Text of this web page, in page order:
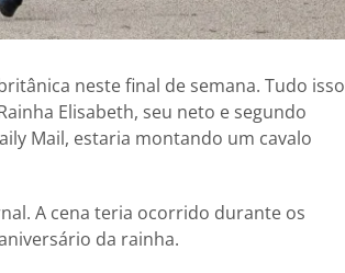
neste final de semana. Tudo isso
Elisabeth, seu neto e segundo
Mail, estaria montando um cavalo
A cena teria ocorrido durante os
da rainha.